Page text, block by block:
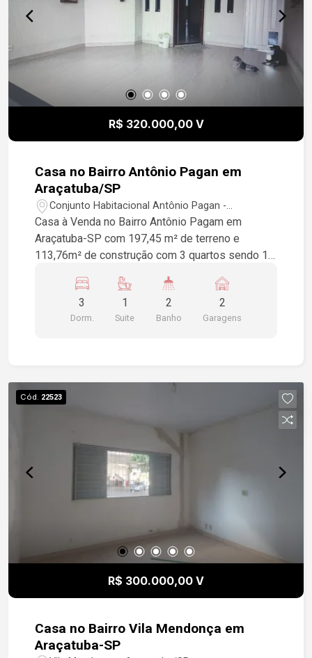
terreno, prontas para gerar renda passiva com
oportunidade imperdível de garantir um excelente
retorno financeiro em uma das regiões mais
uma visita!
R$ 320.000,00 V
Casa no Bairro Antônio Pagan em
Araçatuba/SP
Conjunto Habitacional Antônio Pagan -
Araçatuba/SP
Casa à Venda no Bairro Antônio Pagam em
Araçatuba-SP com 197,45 m² de terreno e
113,76m² de construção com 3 quartos sendo 1
laje, garagem para 2 veículos.
3
Dorm.
1
Suite
2
Banho
2
Garagens
Cód. 22523
R$ 300.000,00 V
Casa no Bairro Vila Mendonça em
Araçatuba-SP